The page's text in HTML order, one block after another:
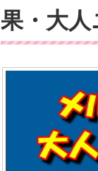
果・大人